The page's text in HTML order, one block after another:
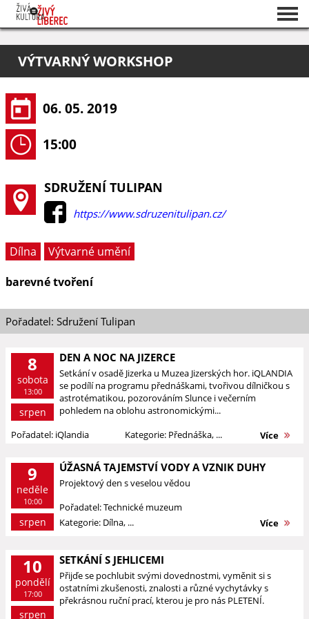
O projektu
Pořadatelé
VÝTVARNÝ WORKSHOP
06. 05. 2019
15:00
SDRUŽENÍ TULIPAN
https://www.sdruzenitulipan.cz/
Dílna
Výtvarné umění
barevné tvoření
Pořadatel: Sdružení Tulipan
8
sobota
13:00
srpen
DEN A NOC NA JIZERCE
Setkání v osadě Jizerka u Muzea Jizerských hor. iQLANDIA
se podílí na programu přednáškami, tvořivou dílničkou s
astrotématikou, pozorováním Slunce i večerním
pohledem na oblohu astronomickými...
Pořadatel: iQlandia
Kategorie: Přednáška, ... Více
9
neděle
10:00
srpen
ÚŽASNÁ TAJEMSTVÍ VODY A VZNIK DUHY
Projektový den s veselou vědou
Pořadatel: Technické muzeum
Kategorie: Dílna, ...
Více
10
pondělí
17:00
srpen
SETKÁNÍ S JEHLICEMI
Přijďe se pochlubit svými dovednostmi, vyměnit si s
ostatními zkušenosti, znalosti a různé vychytávky s
překrásnou ruční prací, kterou je pro nás PLETENÍ.